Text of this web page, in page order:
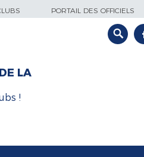
PORTAIL DES OFFICIELS
LA
!